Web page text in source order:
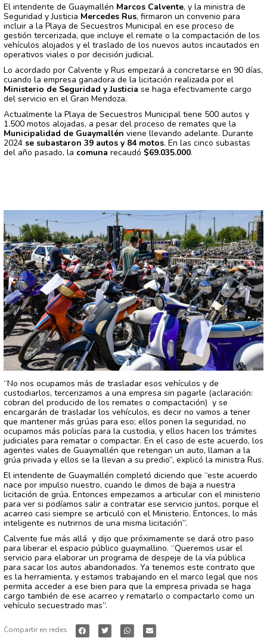
El intendente de Guaymallén Marcos Calvente, y la ministra de
Seguridad y Justicia Mercedes Rus, firmaron un convenio para
incluir a la Playa de Secuestros Municipal en ese proceso de
gestión tercerizada, que incluye el remate o la compactación de los
vehículos alojados y el traslado de los nuevos autos incautados en
operativos viales o por decisión judicial.
Lo acordado por Calvente y Rus empezará a concretarse en 90 días,
cuando la empresa ganadora de la licitación realizada por el
Ministerio de Seguridad y Justicia se haga efectivamente cargo
del servicio en el Gran Mendoza.
Actualmente la Playa de Secuestros Municipal tiene 500 autos y
1.500 motos alojadas, a pesar del proceso de remates que la
Municipalidad de Guaymallén viene llevando adelante. Durante
2024 se subastaron 39 autos y 84 motos. En las cinco subastas
del año pasado, la comuna recaudó $69.035.000.
“No nos ocupamos más de trasladar esos vehículos y de
custodiarlos, tercerizamos a una empresa sin pagarle (aclaración:
cobran del producido de los remates o compactación) y se
encargarán de trasladar los vehículos, es decir no vamos a tener
que mantener más grúas para eso; ellos ponen la seguridad, no
ocupamos más policías para la custodia, y ellos hacen los trámites
judiciales para rematar o compactar. En el caso de este acuerdo, los
agentes viales de Guaymallén que retengan un auto, llaman a la
grúa privada y ellos se la llevan a su predio”, explicó la ministra Rus.
El intendente de Guaymallén completó diciendo que “este acuerdo
nace por impulso nuestro, cuando le dimos de baja a nuestra
licitación de grúa. Entonces empezamos a articular con el ministerio
para ver si podíamos salir a contratar ese servicio juntos, porque el
acarreo casi siempre se articuló con el Ministerio. Entonces, lo más
inteligente es nutrirnos de una misma licitación”.
Calvente fue más allá y dijo que próximamente se dará otro paso
para liberar el espacio público guaymallino. “Queremos usar el
servicio para elaborar un programa de despeje de la vía pública
para sacar los autos abandonados. Ya tenemos este contrato que
es la herramienta, y estamos trabajando en el marco legal que nos
permita acceder a ese bien para que la empresa privada se haga
cargo también de ese acarreo y rematarlo o compactarlo como un
vehículo secuestrado mas”.
Compartir en redes